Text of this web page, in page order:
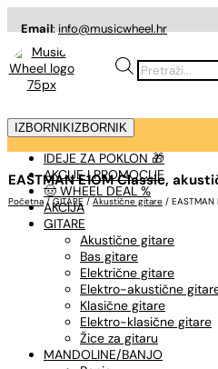
Email:info@musicwheel.hr
Products
search
IZBORNIK IZBORNIK
IDEJE ZA POKLON 🎁
AKCIJE I PROMOCIJE
🤠 WHEEL DEAL %
AKCIJA
GITARE
Akustične gitare
Bas gitare
Električne gitare
Elektro-akustične
Klasične gitare
Elektro-klasične gitare
Žice za gitaru
MANDOLINE/BANJO
EASTMAN E1OM Classic,
Početna / GITARE / Akustične gitare / EASTMAN